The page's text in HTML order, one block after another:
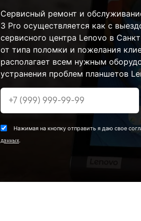
Сервисный ремонт и
3 Pro осуществляется как с
сервисного центра Lenovo в
от типа поломки и пожелания
располагает всем нужным
устранения проблем планшетов
Нажимая на кнопку отправить я даю свое
данных.